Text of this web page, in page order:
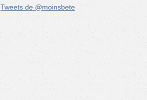
Tweets de @moinsbete